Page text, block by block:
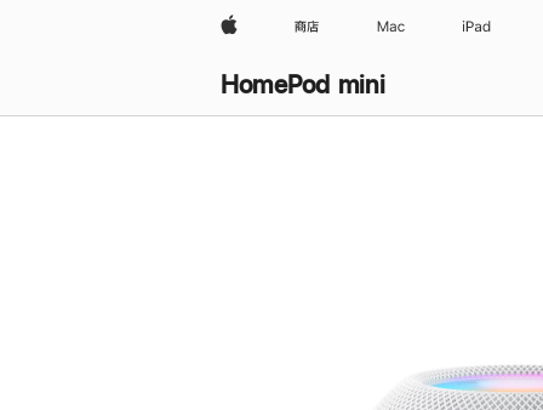
Apple 商店 Mac iPad
HomePod mini